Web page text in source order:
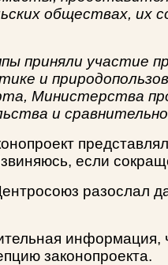
обществах, их
приняли
и
Министерства
и
если
разослал
информация,
законопроекта.